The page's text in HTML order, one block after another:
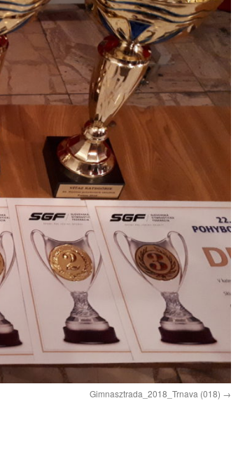
Gimnasztrada_2018_Trnava (018)